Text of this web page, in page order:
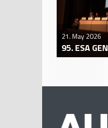
21. May 2026
95. ESA